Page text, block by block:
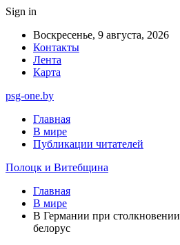
Sign in
Воскресенье, 9 августа, 2026
Контакты
Лента
Карта
psg-one.by
Главная
В мире
Публикации читателей
Полоцк и Витебщина
Главная
В мире
В Германии при
белорус